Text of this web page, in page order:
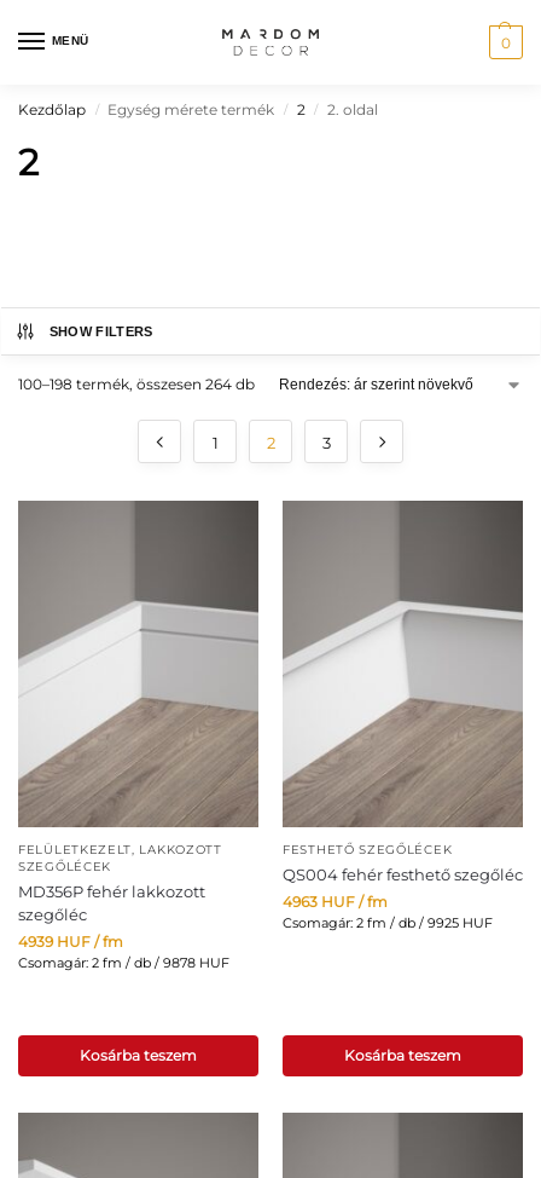
MENÜ 0
Kezdőlap / Egység mérete termék / 2 / 2. oldal
2
SZÖVEGES KERESÉS
TERMÉKKATEGÓRIÁK
Uncategorized(0)
Díszítő elemek
Díszlécek
Falpanelek(0)
Karnistakarók
Szegőlécek, lábazatok
SHOW FILTERS
100–198 termék, összesen 264 db
1 2 3
FELÜLETKEZELT, LAKKOZOTT
SZEGŐLÉCEK
MD356P fehér lakkozott
szegőléc
4939 HUF / fm
Csomagár: 2 fm / db / 9878 HUF
Kosárba teszem
FESTHETŐ SZEGŐLÉCEK
QS004 fehér festhető szegőléc
4963 HUF / fm
Csomagár: 2 fm / db / 9925 HUF
Kosárba teszem